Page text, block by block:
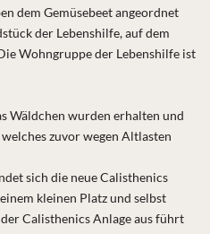
dem Gemüsebeet angeordnet
der Lebenshilfe, auf dem
Wohngruppe der Lebenshilfe ist
Wäldchen wurden erhalten und
zuvor wegen Altlasten
sich die neue Calisthenics
kleinen Platz und selbst
Calisthenics Anlage aus führt